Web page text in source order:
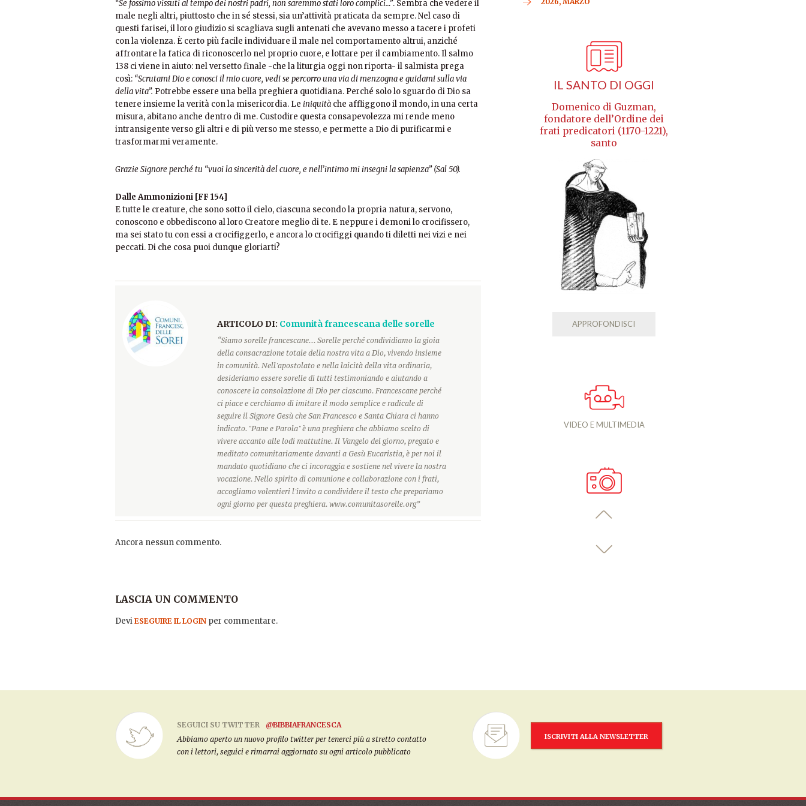
“Se fossimo vissuti al tempo dei nostri padri, non saremmo stati loro complici…”. Sembra che vedere il
male negli altri, piuttosto che in sé stessi, sia un’attività praticata da sempre. Nel caso di
questi farisei, il loro giudizio si scagliava sugli antenati che avevano messo a tacere i profeti
con la violenza. È certo più facile individuare il male nel comportamento altrui, anziché
affrontare la fatica di riconoscerlo nel proprio cuore, e lottare per il cambiamento. Il salmo
138 ci viene in aiuto: nel versetto finale -che la liturgia oggi non riporta- il salmista prega
così: “Scrutami Dio e conosci il mio cuore, vedi se percorro una via di menzogna e guidami sulla via
della vita”. Potrebbe essere una bella preghiera quotidiana. Perché solo lo sguardo di Dio sa
tenere insieme la verità con la misericordia. Le iniquità che affliggono il mondo, in una certa
misura, abitano anche dentro di me. Custodire questa consapevolezza mi rende meno
intransigente verso gli altri e di più verso me stesso, e permette a Dio di purificarmi e
trasformarmi veramente.
Grazie Signore perché tu “vuoi la sincerità del cuore, e nell’intimo mi insegni la sapienza” (Sal 50).
Dalle Ammonizioni [FF 154]
E tutte le creature, che sono sotto il cielo, ciascuna secondo la propria natura, servono,
conoscono e obbediscono al loro Creatore meglio di te. E neppure i demoni lo crocifissero,
ma sei stato tu con essi a crocifiggerlo, e ancora lo crocifiggi quando ti diletti nei vizi e nei
peccati. Di che cosa puoi dunque gloriarti?
ARTICOLO DI: Comunità francescana delle sorelle
“Siamo sorelle francescane... Sorelle perché condividiamo la gioia
della consacrazione totale della nostra vita a Dio, vivendo insieme
in comunità. Nell'apostolato e nella laicità della vita ordinaria,
desideriamo essere sorelle di tutti testimoniando e aiutando a
conoscere la consolazione di Dio per ciascuno. Francescane perché
ci piace e cerchiamo di imitare il modo semplice e radicale di
seguire il Signore Gesù che San Francesco e Santa Chiara ci hanno
indicato. "Pane e Parola" è una preghiera che abbiamo scelto di
vivere accanto alle lodi mattutine. Il Vangelo del giorno, pregato e
meditato comunitariamente davanti a Gesù Eucaristia, è per noi il
mandato quotidiano che ci incoraggia e sostiene nel vivere la nostra
vocazione. Nello spirito di comunione e collaborazione con i frati,
accogliamo volentieri l'invito a condividere il testo che prepariamo
ogni giorno per questa preghiera. www.comunitasorelle.org”
Ancora nessun commento.
LASCIA UN COMMENTO
Devi ESEGUIRE IL LOGIN per commentare.
IL SANTO DI OGGI
Domenico di Guzman,
fondatore dell’Ordine dei
frati predicatori (1170-1221),
santo
APPROFONDISCI
VIDEO E MULTIMEDIA
SEGUICI SU TWITTER
@BIBBIAFRANCESCA
Abbiamo aperto un nuovo profilo twitter per tenerci più a stretto contatto
con i lettori, seguici e rimarrai aggiornato su ogni articolo pubblicato
ISCRIVITI ALLA NEWSLETTER